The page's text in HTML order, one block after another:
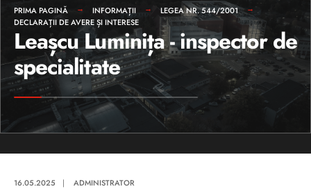
PRIMA PAGINĂ INFORMAȚII
LEGEA NR. 544/2001
DECLARAȚII DE AVERE ȘI INTERESE
Leașcu Luminița - inspector de
specialitate
16.05.2025 | ADMINISTRATOR